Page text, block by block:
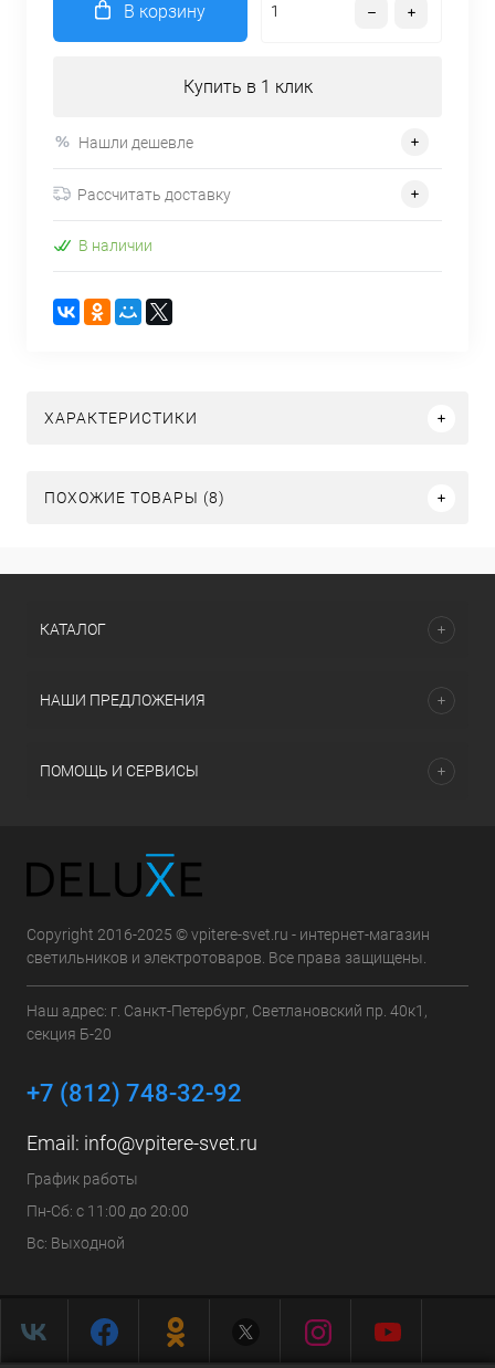
В корзину
Купить в 1 клик
Нашли дешевле
Рассчитать доставку
В наличии
ХАРАКТЕРИСТИКИ
ПОХОЖИЕ ТОВАРЫ (8)
КАТАЛОГ
НАШИ ПРЕДЛОЖЕНИЯ
ПОМОЩЬ И СЕРВИСЫ
Copyright 2016-2025 © vpitere-svet.ru - интернет-магазин
светильников и электротоваров. Все права защищены.
Наш адрес: г. Санкт-Петербург, Светлановский пр. 40к1,
секция Б-20
+7 (812) 748-32-92
Email: info@vpitere-svet.ru
График работы
Пн-Сб: с 11:00 до 20:00
Вс: Выходной